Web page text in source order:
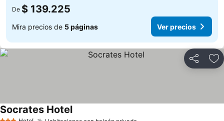
De $ 139.225
Mira precios de 5 páginas Ver precios
Compartir
Socrates Hotel